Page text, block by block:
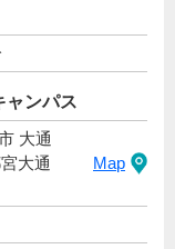
ンパス
大通
大通
Map